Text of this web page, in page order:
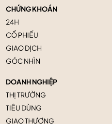
CHỨNG KHOÁN
24H
CỔ PHIẾU
GIAO DỊCH
GÓC NHÌN
DOANH NGHIỆP
THỊ TRƯỜNG
TIÊU DÙNG
GIAO THƯƠNG